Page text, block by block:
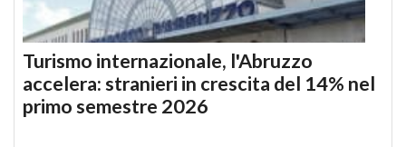
Turismo internazionale, l'Abruzzo
accelera: stranieri in crescita del 14% nel
primo semestre 2026